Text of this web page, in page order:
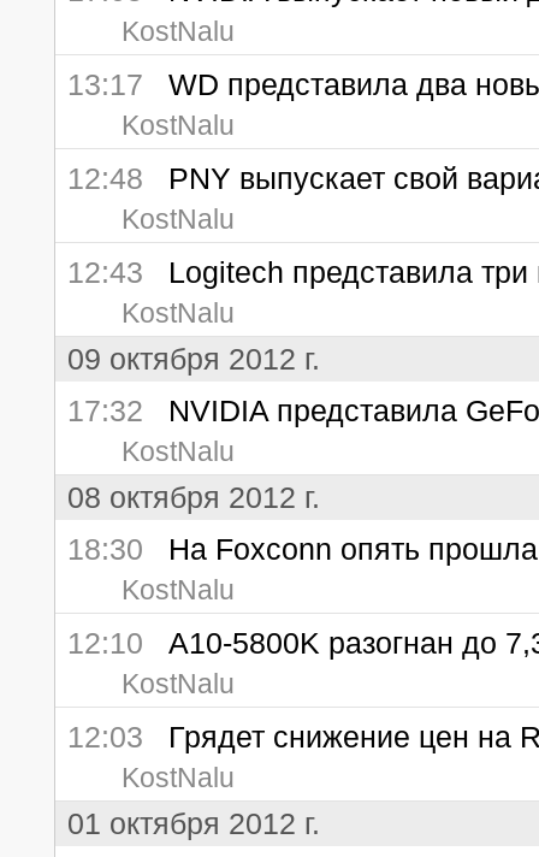
KostNalu
13:17 WD представила два
KostNalu
12:48 PNY выпускает свой
KostNalu
12:43 Logitech представила
KostNalu
09 октября 2012 г.
17:32 NVIDIA представила
KostNalu
08 октября 2012 г.
18:30 На Foxconn опять прошла
KostNalu
12:10 A10-5800K разогнан до
KostNalu
12:03 Грядет снижение цен на
KostNalu
01 октября 2012 г.